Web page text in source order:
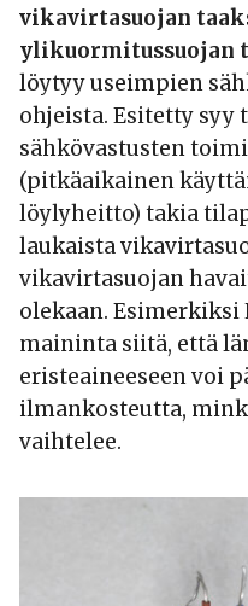
vikavirtasuojan
ylikuormitussuojan
löytyy useimpien
ohjeista. Esitetty syy
sähkövastusten
(pitkäaikainen
löylyheitto) takia
laukaista
vikavirtasuojan
olekaan.
maininta siitä, että
eristeaineeseen voi
ilmankosteutta,
vaihtelee.